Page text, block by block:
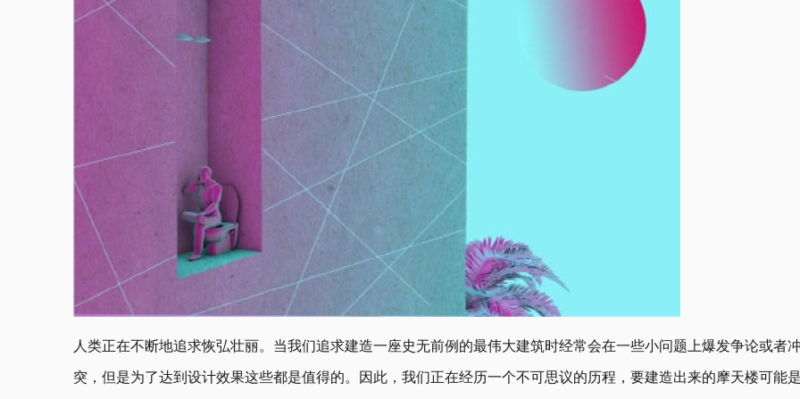
人类正在不断地追求恢弘壮丽。当我们追求建造一座史无前例的最伟大建筑时经常会在一些小问题上爆发争论或者冲
突，但是为了达到设计效果这些都是值得的。因此，我们正在经历一个不可思议的历程，要建造出来的摩天楼可能